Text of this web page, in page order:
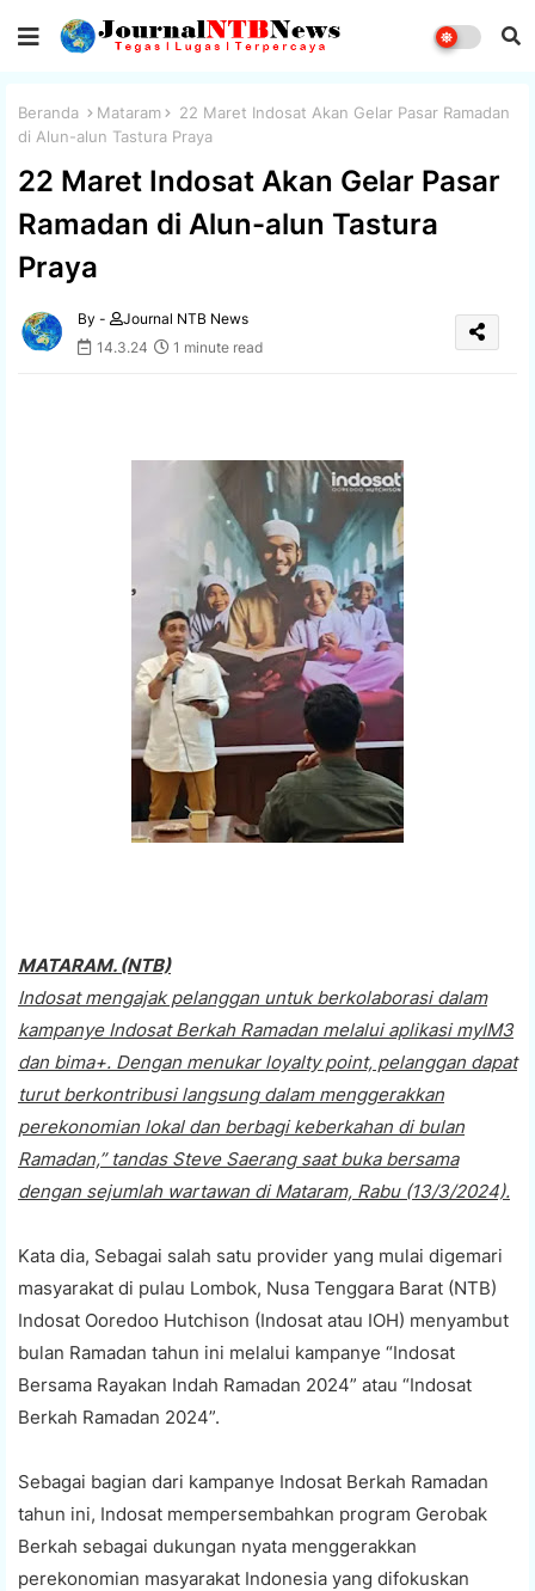
Beranda Mataram
22 Maret Indosat Akan Gelar Pasar Ramadan
di Alun-alun Tastura Praya
22 Maret Indosat Akan Gelar Pasar
Ramadan di Alun-alun Tastura
Praya
By -
Journal NTB News
14.3.24
1 minute read
MATARAM. (NTB)
Indosat mengajak pelanggan untuk berkolaborasi dalam
kampanye Indosat Berkah Ramadan melalui aplikasi myIM3
dan bima+. Dengan menukar loyalty point, pelanggan dapat
turut berkontribusi langsung dalam menggerakkan
perekonomian lokal dan berbagi keberkahan di bulan
Ramadan,” tandas Steve Saerang saat buka bersama
dengan sejumlah wartawan di Mataram, Rabu (13/3/2024).
Kata dia, Sebagai salah satu provider yang mulai digemari
masyarakat di pulau Lombok, Nusa Tenggara Barat (NTB)
Indosat Ooredoo Hutchison (Indosat atau IOH) menyambut
bulan Ramadan tahun ini melalui kampanye “Indosat
Bersama Rayakan Indah Ramadan 2024” atau “Indosat
Berkah Ramadan 2024”.
Sebagai bagian dari kampanye Indosat Berkah Ramadan
tahun ini, Indosat mempersembahkan program Gerobak
Berkah sebagai dukungan nyata menggerakkan
perekonomian masyarakat Indonesia yang difokuskan